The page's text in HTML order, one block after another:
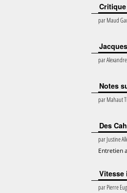
parMaud
par
Notes
parMahaut
Des
parJustine
Entretien
Vitesse
parPierre